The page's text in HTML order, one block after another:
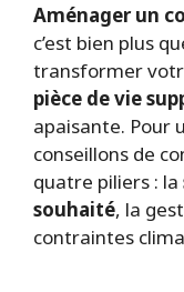
Aménager un
c’est bien plus
transformer
pièce de vie
apaisante. Pour
conseillons de
quatre piliers : la
souhaité, la
contraintes